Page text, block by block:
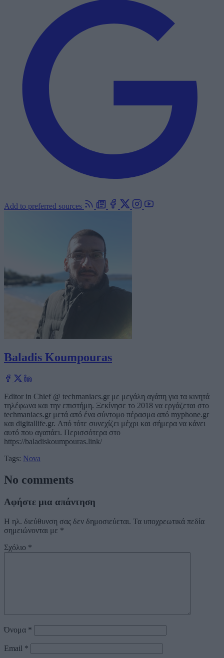
Add to preferred sources
Baladis Koumpouras
Editor in Chief @ techmaniacs.gr με μεγάλη αγάπη για τα κινητά
τηλέφωνα και την επιστήμη. Ξεκίνησε το 2018 να εργάζεται στο
techmaniacs.gr μετά από ένα σύντομο πέρασμα από myphone.gr
και digitallife.gr. Από τότε συνεχίζει μέχρι και σήμερα να κάνει
αυτό που αγαπάει. Περισσότερα στο
https://baladiskoumpouras.link/
Tags: Nova
No comments
Αφήστε μια απάντηση
Η ηλ. διεύθυνση σας δεν δημοσιεύεται. Τα υποχρεωτικά πεδία
σημειώνονται με *
Σχόλιο *
Όνομα *
Email *